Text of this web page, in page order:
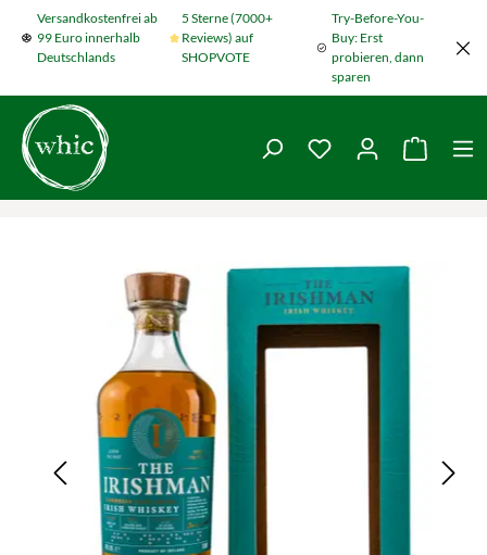
Zum Hauptinhalt springen
Versandkostenfrei ab
99 Euro innerhalb
Deutschlands
5 Sterne (7000+
Reviews) auf
SHOPVOTE
Try-Before-You-
Buy: Erst
probieren, dann
sparen
Du hast 0
Bildergalerie überspringen